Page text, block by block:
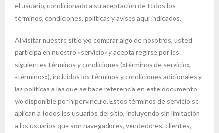
el usuario, condicionado a su aceptación de todos los
términos, condiciones, políticas y avisos aquí indicados.
Al visitar nuestro sitio y/o comprar algo de nosotros, usted
participa en nuestro «servicio» y acepta regirse por los
siguientes términos y condiciones («términos de servicio»,
«términos»), incluidos los términos y condiciones adicionales y
las políticas a las que se hace referencia en este documento
y/o disponible por hipervínculo. Estos términos de servicio se
aplican a todos los usuarios del sitio, incluyendo sin limitación
a los usuarios que son navegadores, vendedores, clientes,